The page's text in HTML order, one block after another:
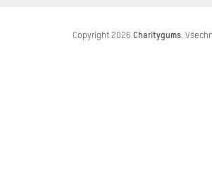
Copyright 2026 Charitygums.